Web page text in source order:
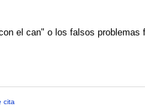
el can" o los falsos
cita